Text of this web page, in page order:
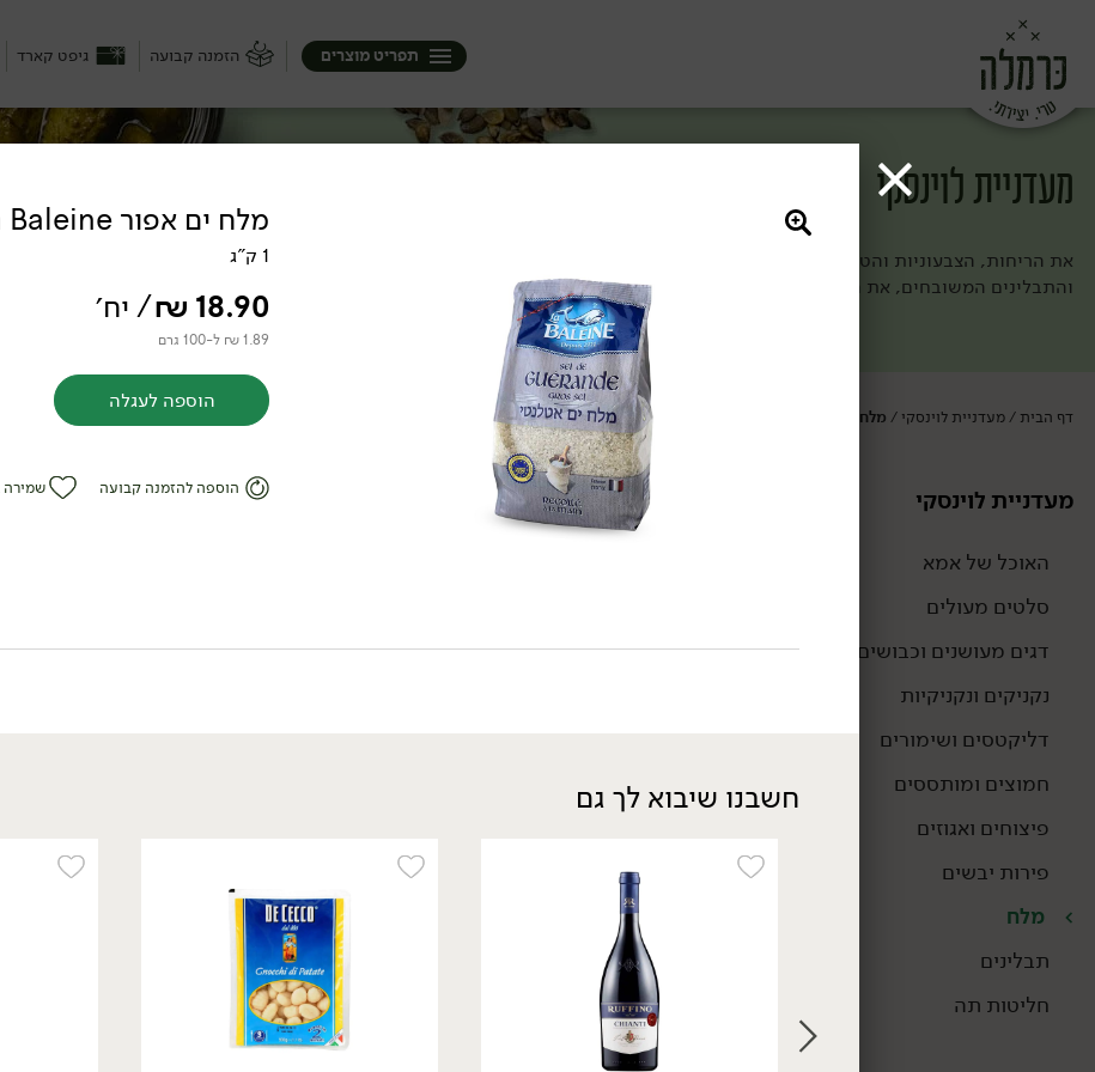
הזמנה קבועה גיפט קארד תפריט מוצרים
מעדניית לוינסקי
את הריחות, הצבעוניות והטעמים של השוק עדיין אי אפשר למכור בקבוק, אבל את חומרי הגלם כן! את הקטניות
והתבלינים המשובחים, את החמוצים הביתיים והפיצוחים הטריים. כל הדליקטסים הכי איכותיים מחכים לכם כאן.
דף הבית /מעדניית לוינסקי / מלח
מעדניית לוינסקי
האוכל של אמא
סלטים מעולים
דגים מעושנים וכבושים
נקניקים ונקניקיות
דליקטסים ושימורים
חמוצים ומותססים
פיצוחים ואגוזים
פירות יבשים
מלח
תבלינים
חליטות תה
מלח כמהין לבן -
'Tartuflanghe'
פתיתי מלח ים - Maldon
מלח ים אפור La Baleine
1 ק"ג
18.90
₪/ יח׳
1.89 ₪ ל-100 גרם
הוספה לעגלה
הוספה להזמנה קבועה שמירה
חשבנו שיבוא לך גם